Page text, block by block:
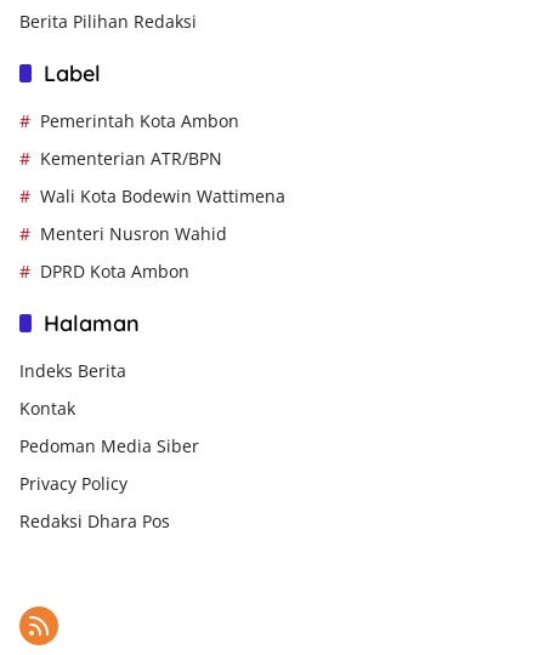
Berita Pilihan Redaksi
Label
Pemerintah Kota Ambon
Kementerian ATR/BPN
Wali Kota Bodewin Wattimena
Menteri Nusron Wahid
DPRD Kota Ambon
Halaman
Indeks Berita
Kontak
Pedoman Media Siber
Privacy Policy
Redaksi Dhara Pos